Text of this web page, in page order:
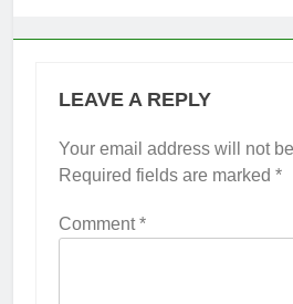
LEAVE A REPLY
Your email address will not
Required fields are marked *
Comment*